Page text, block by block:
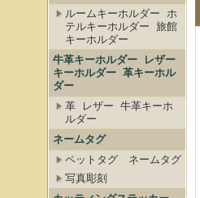
ルームキーホルダー ホ
テルキーホルダー 旅館
キーホルダー
牛革キーホルダー レザー
キーホルダー 革キーホル
ダー
革 レザー 牛革キーホ
ルダー
ネームタグ
ペットタグ ネームタグ
写真彫刻